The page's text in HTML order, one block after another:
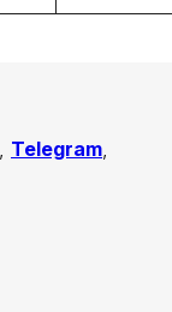
Telegram